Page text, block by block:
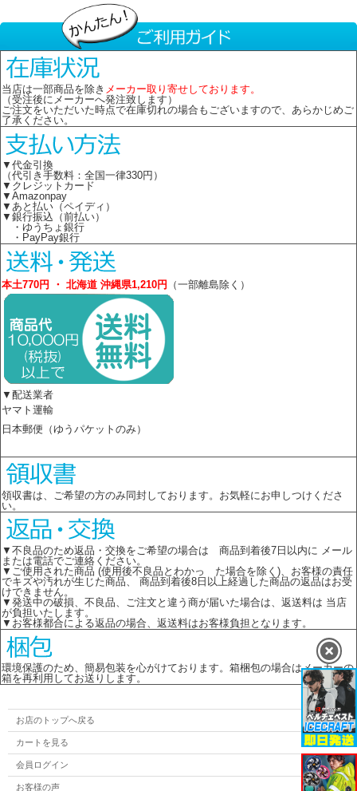
当店は一部商品を除き メーカー取り寄せしております。
（受注後にメーカーへ発注致します）
ご注文をいただいた時点で在庫切れの場合もございますので、あらかじめご
了承ください。
▼代金引換
（代引き手数料：全国一律330円）
▼クレジットカード
▼Amazonpay
▼あと払い（ペイディ）
▼銀行振込（前払い）
・ゆうちょ銀行
・PayPay銀行
本土770円 ・ 北海道 沖縄県1,210円 （一部離島除く）
▼配送業者
ヤマト運輸
日本郵便（ゆうパケットのみ）
領収書は、ご希望の方のみ同封しております。お気軽にお申しつけくださ
い。
▼不良品のため返品・交換をご希望の場合は 商品到着後7日以内に メール
または電話でご連絡ください。
▼ご使用された商品 (使用後不良品とわかっ た場合を除く)、お客様の責任
でキズや汚れが生じた商品、 商品到着後8日以上経過した商品の返品はお受
けできません。
▼発送中の破損、不良品、ご注文と違う商が届いた場合は、返送料は 当店
が負担いたします。
▼お客様都合による返品の場合、返送料はお客様負担となります。
環境保護のため、簡易包装を心がけております。箱梱包の場合はメーカーの
箱を再利用してお送りします。
お店のトップへ戻る
カートを見る
会員ログイン
お客様の声